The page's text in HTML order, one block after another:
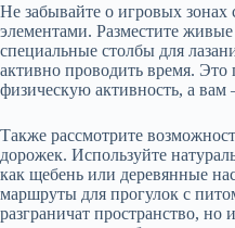
Не забывайте о игровых
элементами. Разместите
специальные столбы для
активно проводить время. Это
физическую активность, а вам
Также рассмотрите
дорожек. Используйте
как щебень или деревянные
маршруты для прогулок с
разграничат пространство,